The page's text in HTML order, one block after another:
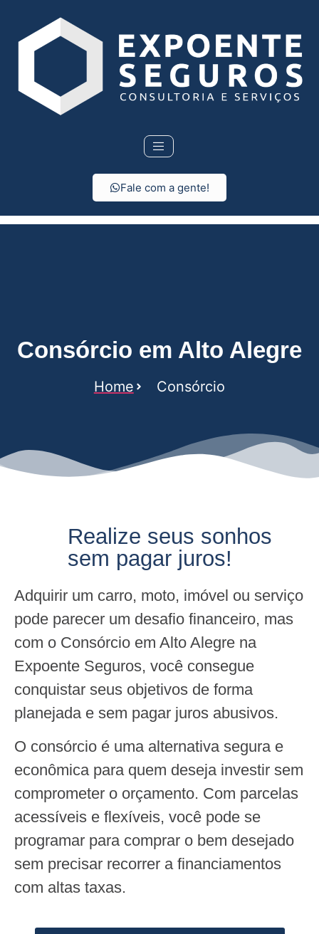
Fale com a gente!
Consórcio em Alto Alegre
Home Consórcio
Realize seus sonhos
sem pagar juros!
Adquirir um carro, moto, imóvel ou serviço
pode parecer um desafio financeiro, mas
com o Consórcio em Alto Alegre na
Expoente Seguros, você consegue
conquistar seus objetivos de forma
planejada e sem pagar juros abusivos.
O consórcio é uma alternativa segura e
econômica para quem deseja investir sem
comprometer o orçamento. Com parcelas
acessíveis e flexíveis, você pode se
programar para comprar o bem desejado
sem precisar recorrer a financiamentos
com altas taxas.